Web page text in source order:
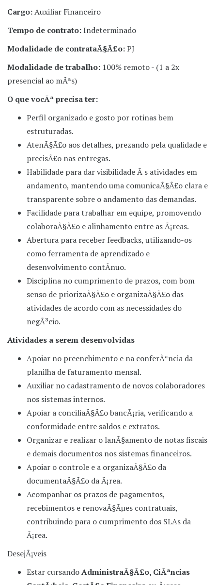
Cargo:Auxiliar Financeiro
Tempo de contrato:Indeterminado
Modalidade de contrataÃ§Ã£o:PJ
Modalidade de trabalho: 100% remoto - (1 a 2x
presencial ao mÃªs)
O que vocÃª precisa ter:
Perfil organizado e gosto por rotinas bem
estruturadas.
AtenÃ§Ã£o aos detalhes, prezando pela qualidade e
precisÃ£o nas entregas.
Habilidade para dar visibilidade Ã s atividades em
andamento, mantendo uma comunicaÃ§Ã£o clara e
transparente sobre o andamento das demandas.
Facilidade para trabalhar em equipe, promovendo
colaboraÃ§Ã£o e alinhamento entre as Ã¡reas.
Abertura para receber feedbacks, utilizando-os
como ferramenta de aprendizado e
desenvolvimento contÃ­nuo.
Disciplina no cumprimento de prazos, com bom
senso de priorizaÃ§Ã£o e organizaÃ§Ã£o das
atividades de acordo com as necessidades do
negÃ³cio.
Atividades a serem desenvolvidas
Apoiar no preenchimento e na conferÃªncia da
planilha de faturamento mensal.
Auxiliar no cadastramento de novos colaboradores
nos sistemas internos.
Apoiar a conciliaÃ§Ã£o bancÃ¡ria, verificando a
conformidade entre saldos e extratos.
Organizar e realizar o lanÃ§amento de notas fiscais
e demais documentos nos sistemas financeiros.
Apoiar o controle e a organizaÃ§Ã£o da
documentaÃ§Ã£o da Ã¡rea.
Acompanhar os prazos de pagamentos,
recebimentos e renovaÃ§Ãµes contratuais,
contribuindo para o cumprimento dos SLAs da
Ã¡rea.
DesejÃ¡veis
Estar cursandoAdministraÃ§Ã£o, CiÃªncias